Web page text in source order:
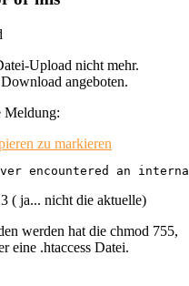
Upload nicht mehr.
angeboten.
Meldung:
zu markieren
encountered an
( ja... nicht die aktuelle)
werden hat die chmod 755,
eine .htaccess Datei.